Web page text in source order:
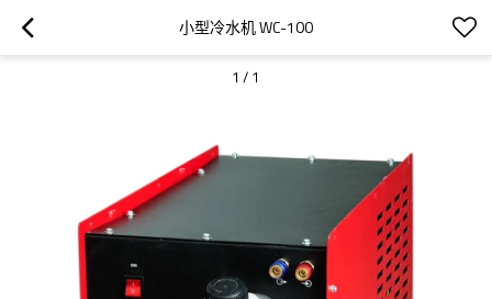
小型冷水机 WC-100
1 / 1